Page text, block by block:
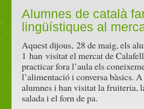
Alumnes de català
lingüístiques al
Aquest dijous, 28 de maig, els
1 han visitat el mercat de
practicar fora l’aula els
l’alimentació i conversa bàsics.
alumnes i han visitat la fruiteria,
salada i el forn de pa.